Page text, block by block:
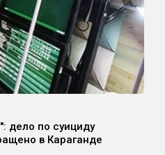
дело по суициду
в Караганде